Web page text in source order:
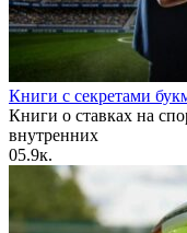
Книги с секретами
Книги о ставках на
внутренних
05.9к.